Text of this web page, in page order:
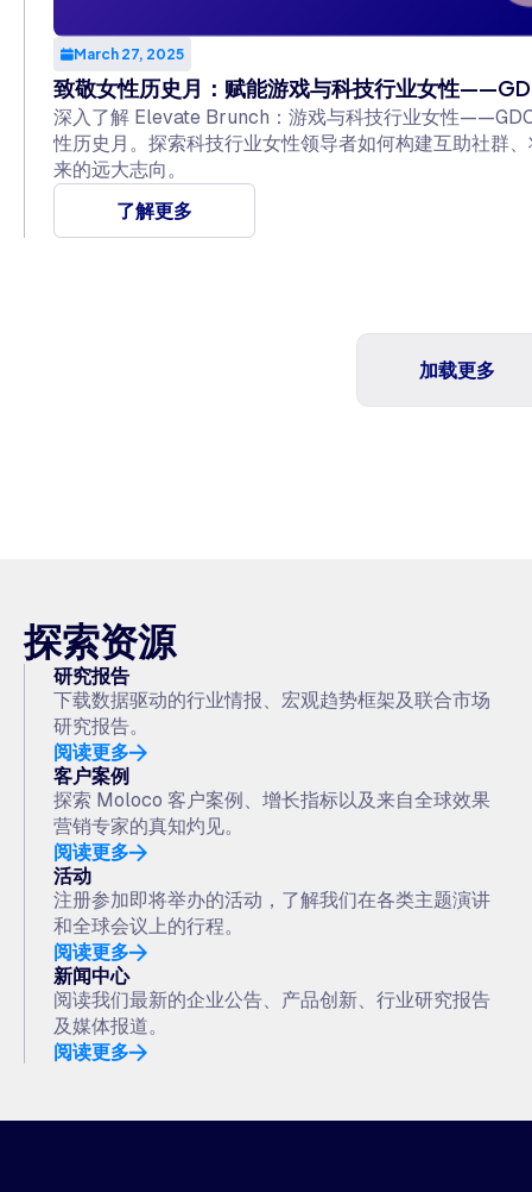
March 27, 2025
致敬女性历史月：赋能游戏与科技行业女性
深入了解 Elevate Brunch：游戏与科技行业女性
性历史月。探索科技行业女性领导者如何构建互助社群
来的远大志向。
了解更多
加载更多
探索资源
研究报告
下载数据驱动的行业情报、宏观趋势框架及联合市场
研究报告。
阅读更多
客户案例
探索 Moloco 客户案例、增长指标以及来自全球效果
营销专家的真知灼见。
阅读更多
活动
注册参加即将举办的活动，了解我们在各类主题演讲
和全球会议上的行程。
阅读更多
新闻中心
阅读我们最新的企业公告、产品创新、行业研究报告
及媒体报道。
阅读更多